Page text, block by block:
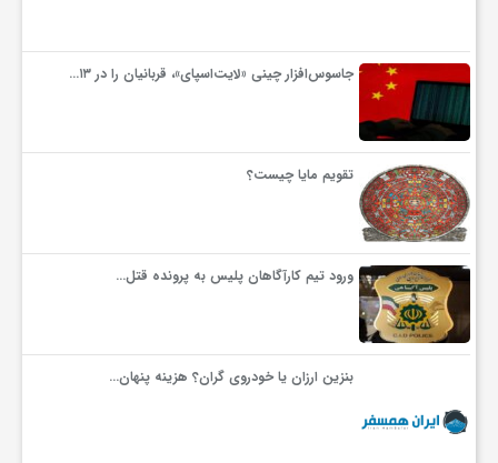
جاسوس‌افزار چینی «لایت‌اسپای»، قربانیان را در ۱۳…
تقویم مایا چیست؟
ورود تیم کارآگاهان پلیس به پرونده قتل…
بنزین ارزان یا خودروی گران؟ هزینه پنهان…